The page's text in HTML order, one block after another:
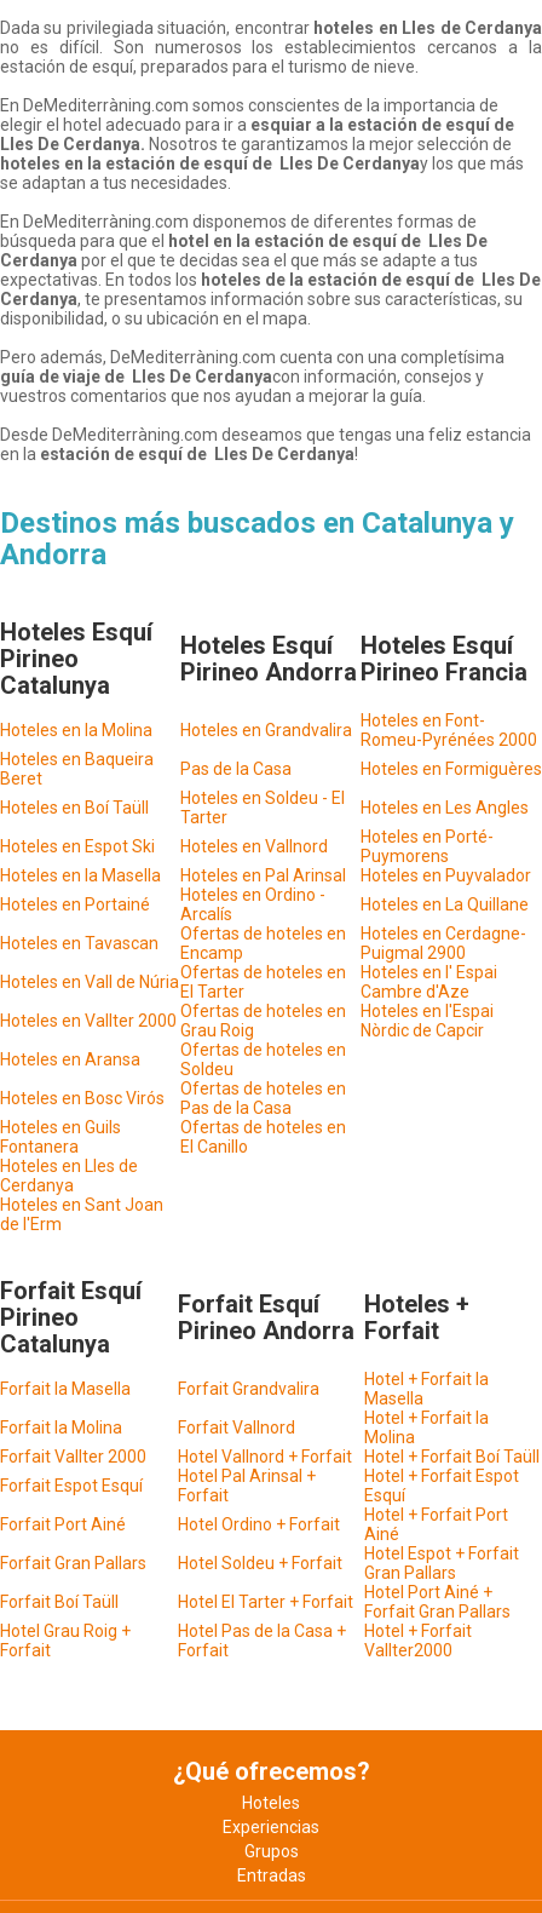
Dada su privilegiada situación, encontrar hoteles en Lles de Cerdanya
no es difícil. Son numerosos los establecimientos cercanos a la
estación de esquí, preparados para el turismo de nieve.
En DeMediterràning.com somos conscientes de la importancia de
elegir el hotel adecuado para ir a esquiar a la estación de esquí de
Lles De Cerdanya. Nosotros te garantizamos la mejor selección de
hoteles en la estación de esquí de Lles De Cerdanyay los que más
se adaptan a tus necesidades.
En DeMediterràning.com disponemos de diferentes formas de
búsqueda para que el
hotel en la estación de esquí de Lles De
Cerdanya por el que te decidas sea el que más se adapte a tus
expectativas. En todos los hoteles de la estación de esquí de Lles De
Cerdanya, te presentamos información sobre sus características, su
disponibilidad, o su ubicación en el mapa.
Pero además, DeMediterràning.com cuenta con una completísima
guía de viaje de Lles De Cerdanyacon información, consejos y
vuestros comentarios que nos ayudan a mejorar la guía.
Desde DeMediterràning.com deseamos que tengas una feliz estancia
en la estación de esquí de Lles De Cerdanya!
Destinos más buscados en Catalunya y
Andorra
Hoteles Esquí
Pirineo
Catalunya
Hoteles Esquí
Pirineo Andorra
Hoteles Esquí
Pirineo Francia
Hoteles en la Molina Hoteles en Grandvalira
Hoteles en Font-
Romeu-Pyrénées 2000
Hoteles en Baqueira
Beret
Pas de la Casa
Hoteles en Formiguères
Hoteles en Boí Taüll
Hoteles en Soldeu - El
Tarter
Hoteles en Les Angles
Hoteles en Espot Ski
Hoteles en Vallnord
Hoteles en Porté-
Puymorens
Hoteles en la Masella
Hoteles en Pal Arinsal
Hoteles en Puyvalador
Hoteles en Portainé
Hoteles en Ordino -
Arcalís
Hoteles en La Quillane
Hoteles en Tavascan
Ofertas de hoteles en
Encamp
Hoteles en Cerdagne-
Puigmal 2900
Hoteles en Vall de NúriaOfertas de hoteles en
El Tarter
Hoteles en l' Espai
Cambre d'Aze
Hoteles en Vallter 2000 Ofertas de hoteles en
Grau Roig
Hoteles en l'Espai
Nòrdic de Capcir
Hoteles en Aransa
Ofertas de hoteles en
Soldeu
Hoteles en Bosc Virós
Ofertas de hoteles en
Pas de la Casa
Hoteles en Guils
Fontanera
Ofertas de hoteles en
El Canillo
Hoteles en Lles de
Cerdanya
Hoteles en Sant Joan
de l'Erm
Forfait Esquí
Pirineo
Catalunya
Forfait Esquí
Pirineo Andorra
Hoteles +
Forfait
Forfait la Masella Forfait Grandvalira
Hotel + Forfait la
Masella
Forfait la Molina
Forfait Vallnord
Hotel + Forfait la
Molina
Forfait Vallter 2000
Hotel Vallnord + Forfait
Hotel + Forfait Boí Taüll
Forfait Espot Esquí
Hotel Pal Arinsal +
Forfait
Hotel + Forfait Espot
Esquí
Forfait Port Ainé
Hotel Ordino + Forfait
Hotel + Forfait Port
Ainé
Forfait Gran Pallars
Hotel Soldeu + Forfait
Hotel Espot + Forfait
Gran Pallars
Forfait Boí Taüll
Hotel El Tarter + Forfait
Hotel Port Ainé +
Forfait Gran Pallars
Hotel Grau Roig +
Forfait
Hotel Pas de la Casa +
Forfait
Hotel + Forfait
Vallter2000
¿Qué ofrecemos?
Hoteles
Experiencias
Grupos
Entradas